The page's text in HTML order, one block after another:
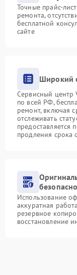
Точные прайс-
ремонта,
бесплатной
сайте
Широкий
Сервисный центр
по всей РФ,
ремонт, включая
отслеживать
предоставляется
продления срока
Использование
аккуратная
резервное
восстановление